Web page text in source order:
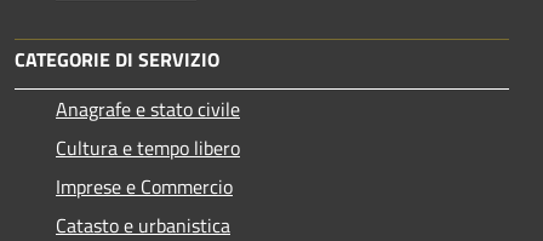
CATEGORIE DI SERVIZIO
Anagrafe e stato civile
Cultura e tempo libero
Imprese e Commercio
Catasto e urbanistica